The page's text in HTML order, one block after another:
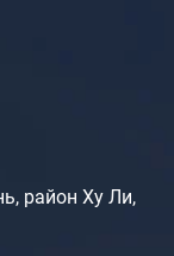
район Ху Ли,